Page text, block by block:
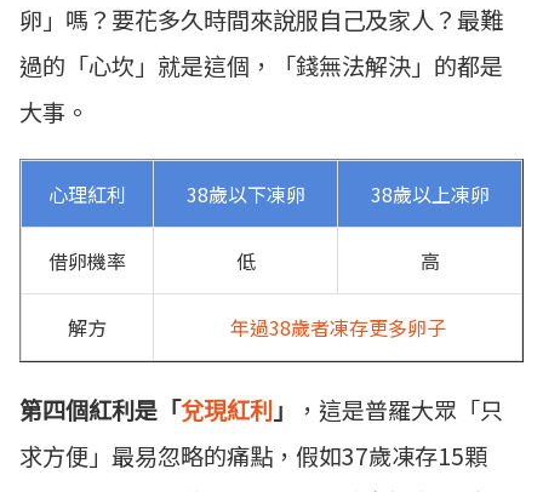
卵」嗎？要花多久時間來說服自己及家人？最難
過的「心坎」就是這個，「錢無法解決」的都是
大事。
心理紅利 38歲以下凍卵 38歲以上凍卵
借卵機率 低 高
解方 年過38歲者凍存更多卵子
第四個紅利是「兌現紅利」
，這是普羅大眾「只
求方便」最易忽略的痛點，假如37歲凍存15顆